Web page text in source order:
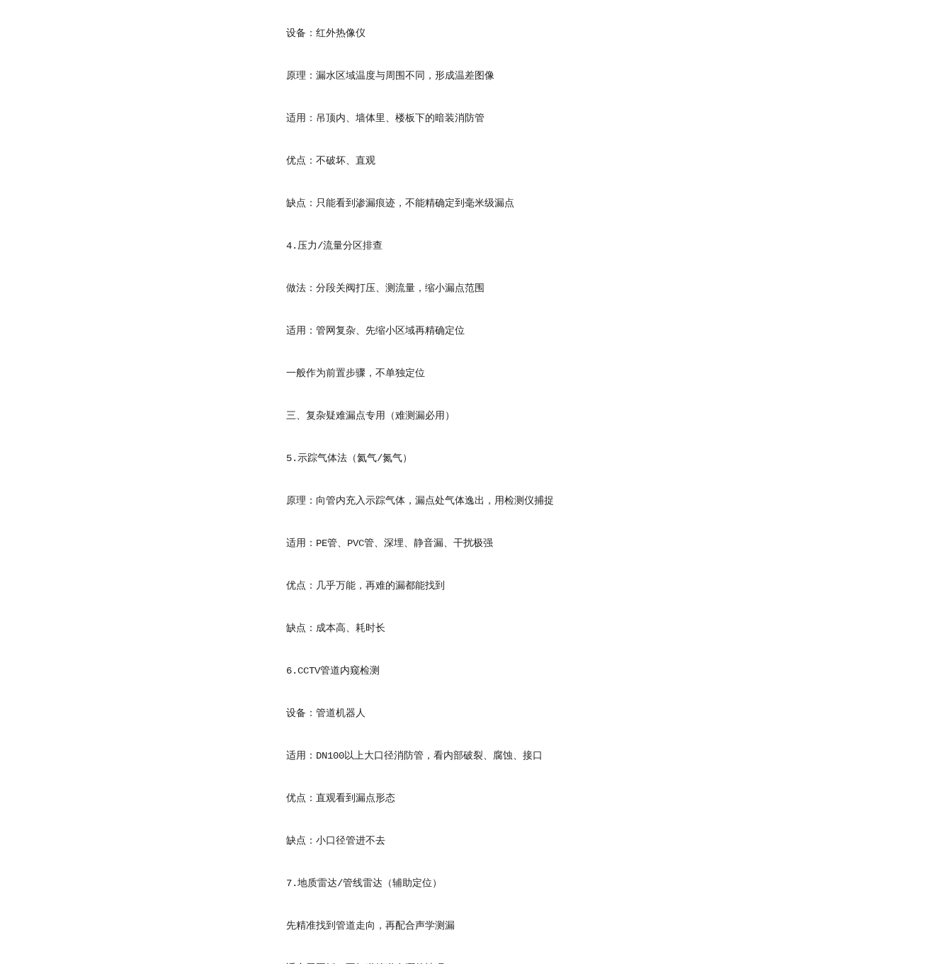
设备：红外热像仪
原理：漏水区域温度与周围不同，形成温差图像
适用：吊顶内、墙体里、楼板下的暗装消防管
优点：不破坏、直观
缺点：只能看到渗漏痕迹，不能精确定到毫米级漏点
4.压力/流量分区排查
做法：分段关阀打压、测流量，缩小漏点范围
适用：管网复杂、先缩小区域再精确定位
一般作为前置步骤，不单独定位
三、复杂疑难漏点专用（难测漏必用）
5.示踪气体法（氦气/氮气）
原理：向管内充入示踪气体，漏点处气体逸出，用检测仪捕捉
适用：PE管、PVC管、深埋、静音漏、干扰极强
优点：几乎万能，再难的漏都能找到
缺点：成本高、耗时长
6.CCTV管道内窥检测
设备：管道机器人
适用：DN100以上大口径消防管，看内部破裂、腐蚀、接口
优点：直观看到漏点形态
缺点：小口径管进不去
7.地质雷达/管线雷达（辅助定位）
先精准找到管道走向，再配合声学测漏